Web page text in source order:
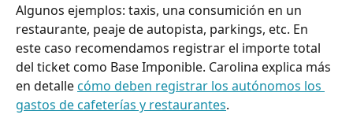
Algunos ejemplos: taxis, una consumición en un
restaurante, peaje de autopista, parkings, etc. En
este caso recomendamos registrar el importe total
del ticket como Base Imponible. Carolina explica más
en detalle cómo deben registrar los autónomos los
gastos de cafeterías y restaurantes.